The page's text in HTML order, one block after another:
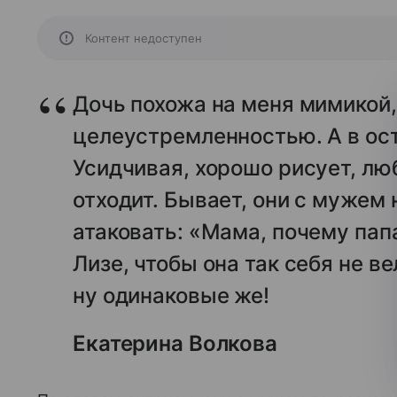
Контент недоступен
Дочь похожа на меня мимикой,
целеустремленностью. А в
Усидчивая, хорошо рисует,
отходит. Бывает, они с мужем
атаковать: «Мама, почему
Лизе, чтобы она так себя не
ну одинаковые же!
Екатерина Волкова